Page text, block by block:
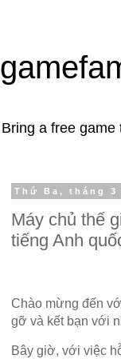
Bring a free game
Thứ Ba, tháng 3
Máy chủ thế
tiếng Anh
Chào mừng đến
gỡ và kết bạn với
Bây giờ, với việc